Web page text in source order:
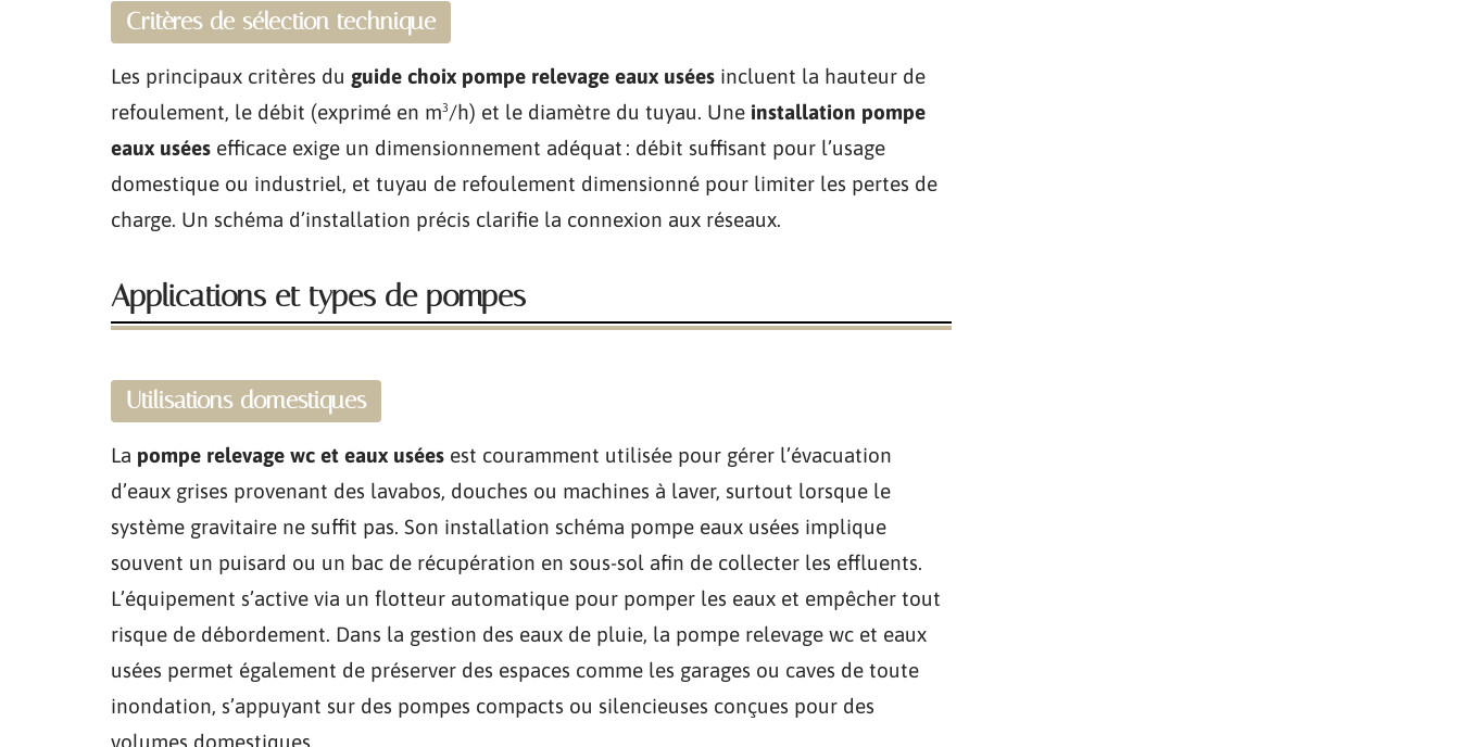
Critères de sélection technique
Les principaux critères du guide choix pompe relevage eaux usées incluent la hauteur de
refoulement, le débit (exprimé en m³/h) et le diamètre du tuyau. Une installation pompe
eaux usées efficace exige un dimensionnement adéquat : débit suffisant pour l’usage
domestique ou industriel, et tuyau de refoulement dimensionné pour limiter les pertes de
charge. Un schéma d’installation précis clarifie la connexion aux réseaux.
Applications et types de pompes
Utilisations domestiques
La pompe relevage wc et eaux usées est couramment utilisée pour gérer l’évacuation
d’eaux grises provenant des lavabos, douches ou machines à laver, surtout lorsque le
système gravitaire ne suffit pas. Son installation schéma pompe eaux usées implique
souvent un puisard ou un bac de récupération en sous-sol afin de collecter les effluents.
L’équipement s’active via un flotteur automatique pour pomper les eaux et empêcher tout
risque de débordement. Dans la gestion des eaux de pluie, la pompe relevage wc et eaux
usées permet également de préserver des espaces comme les garages ou caves de toute
inondation, s’appuyant sur des pompes compacts ou silencieuses conçues pour des
volumes domestiques.